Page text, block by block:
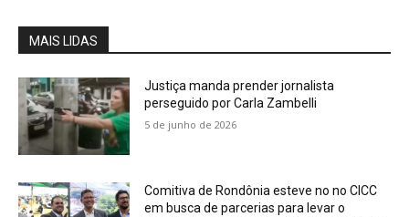
MAIS LIDAS
Justiça manda prender jornalista
perseguido por Carla Zambelli
5 de junho de 2026
Comitiva de Rondônia esteve no no CICC
em busca de parcerias para levar o